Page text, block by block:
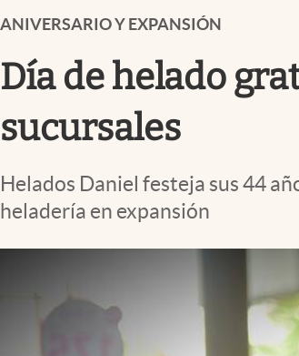
Clima
El Cronista Studio
Mediakit
abre en nueva pestaña
ANIVERSARIO Y EXPANSIÓN
Día de helado
sucursales
Helados Daniel festeja sus 44
heladería en expansión